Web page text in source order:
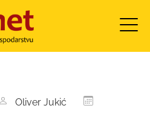
Oliver Jukić